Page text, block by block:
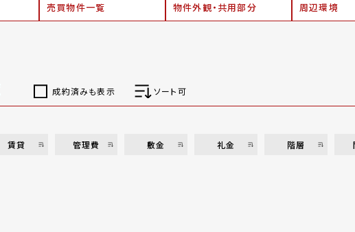
売買物件一覧 物件外観・共用部分 周辺環境
成約済みも表示 ソート可
賃貸 管理費 敷金 礼金 階層